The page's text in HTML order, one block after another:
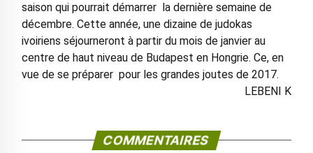
saison qui pourrait démarrer la dernière semaine de
décembre. Cette année, une dizaine de judokas
ivoiriens séjourneront à partir du mois de janvier au
centre de haut niveau de Budapest en Hongrie. Ce, en
vue de se préparer pour les grandes joutes de 2017.
LEBENI K
COMMENTAIRES